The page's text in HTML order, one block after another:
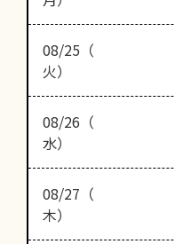
08/25（
火）
08/26（
水）
08/27（
木）